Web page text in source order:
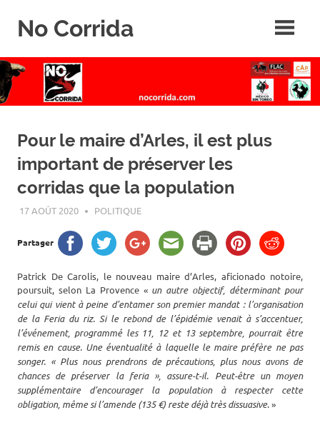
No Corrida
de
la
corrida
Pour le maire d’Arles, il est plus
important de préserver les
corridas que la population
17 AOÛT 2020 ROGER LAHANA
POLITIQUE
Partager
Patrick De Carolis, le nouveau maire d’Arles, aficionado notoire,
poursuit, selon La Provence « un autre objectif, déterminant pour
celui qui vient à peine d’entamer son premier mandat : l’organisation
de la Feria du riz. Si le rebond de l’épidémie venait à s’accentuer,
l’événement, programmé les 11, 12 et 13 septembre, pourrait être
remis en cause. Une éventualité à laquelle le maire préfère ne pas
songer. « Plus nous prendrons de précautions, plus nous avons de
chances de préserver la feria », assure-t-il. Peut-être un moyen
supplémentaire d’encourager la population à respecter cette
obligation, même si l’amende (135 €) reste déjà très dissuasive. »